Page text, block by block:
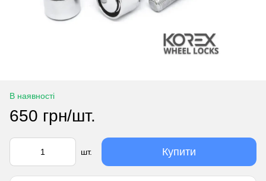
В наявності
650 грн/шт.
шт. Купити